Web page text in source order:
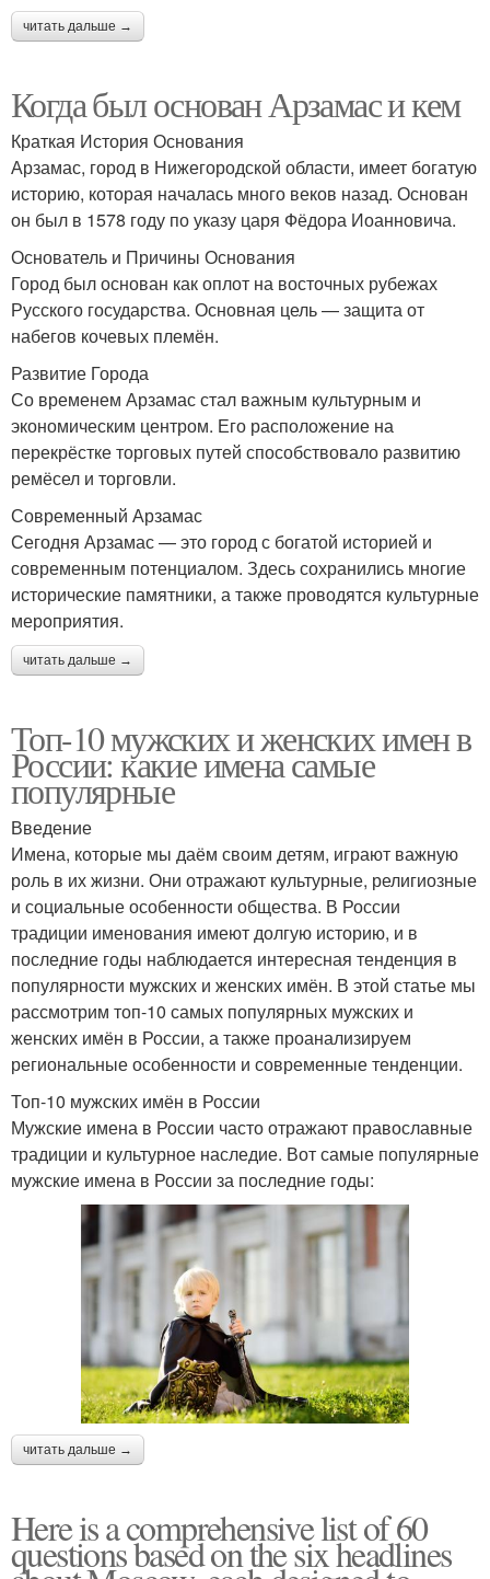
читать дальше →
Когда был основан Арзамас и кем
Краткая История Основания
Арзамас, город в Нижегородской области, имеет богатую
историю, которая началась много веков назад. Основан
он был в 1578 году по указу царя Фёдора Иоанновича.
Основатель и Причины Основания
Город был основан как оплот на восточных рубежах
Русского государства. Основная цель — защита от
набегов кочевых племён.
Развитие Города
Со временем Арзамас стал важным культурным и
экономическим центром. Его расположение на
перекрёстке торговых путей способствовало развитию
ремёсел и торговли.
Современный Арзамас
Сегодня Арзамас — это город с богатой историей и
современным потенциалом. Здесь сохранились многие
исторические памятники, а также проводятся культурные
мероприятия.
читать дальше →
Топ-10 мужских и женских имен в
России: какие имена самые
популярные
Введение
Имена, которые мы даём своим детям, играют важную
роль в их жизни. Они отражают культурные, религиозные
и социальные особенности общества. В России
традиции именования имеют долгую историю, и в
последние годы наблюдается интересная тенденция в
популярности мужских и женских имён. В этой статье мы
рассмотрим топ-10 самых популярных мужских и
женских имён в России, а также проанализируем
региональные особенности и современные тенденции.
Топ-10 мужских имён в России
Мужские имена в России часто отражают православные
традиции и культурное наследие. Вот самые популярные
мужские имена в России за последние годы:
читать дальше →
Here is a comprehensive list of 60
questions based on the six headlines